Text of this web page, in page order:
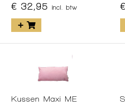
€ 32,95 incl. btw
Kussen Maxi ME